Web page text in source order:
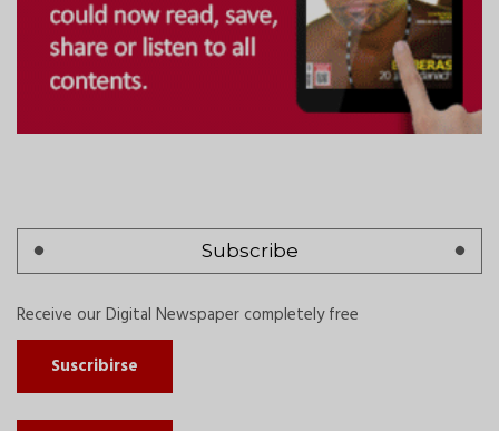
Subscribe
Receive our Digital Newspaper completely free
Suscribirse